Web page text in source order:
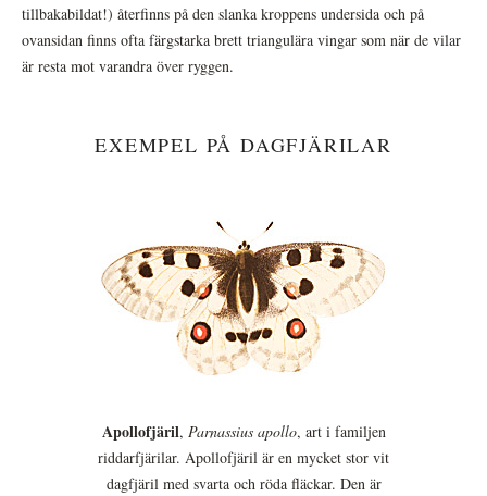
tillbakabildat!) återfinns på den slanka kroppens undersida och på
ovansidan finns ofta färgstarka brett triangulära vingar som när de vilar
är resta mot varandra över ryggen.
EXEMPEL PÅ DAGFJÄRILAR
Apollofjäril, Parnassius apollo, art i familjen
riddarfjärilar. Apollofjäril är en mycket stor vit
dagfjäril med svarta och röda fläckar. Den är